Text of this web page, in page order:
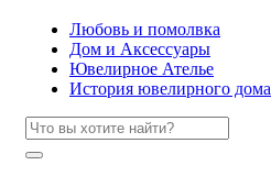
Любовь и помолвка
Дом и Аксессуары
Ювелирное Ателье
История ювелирного дома